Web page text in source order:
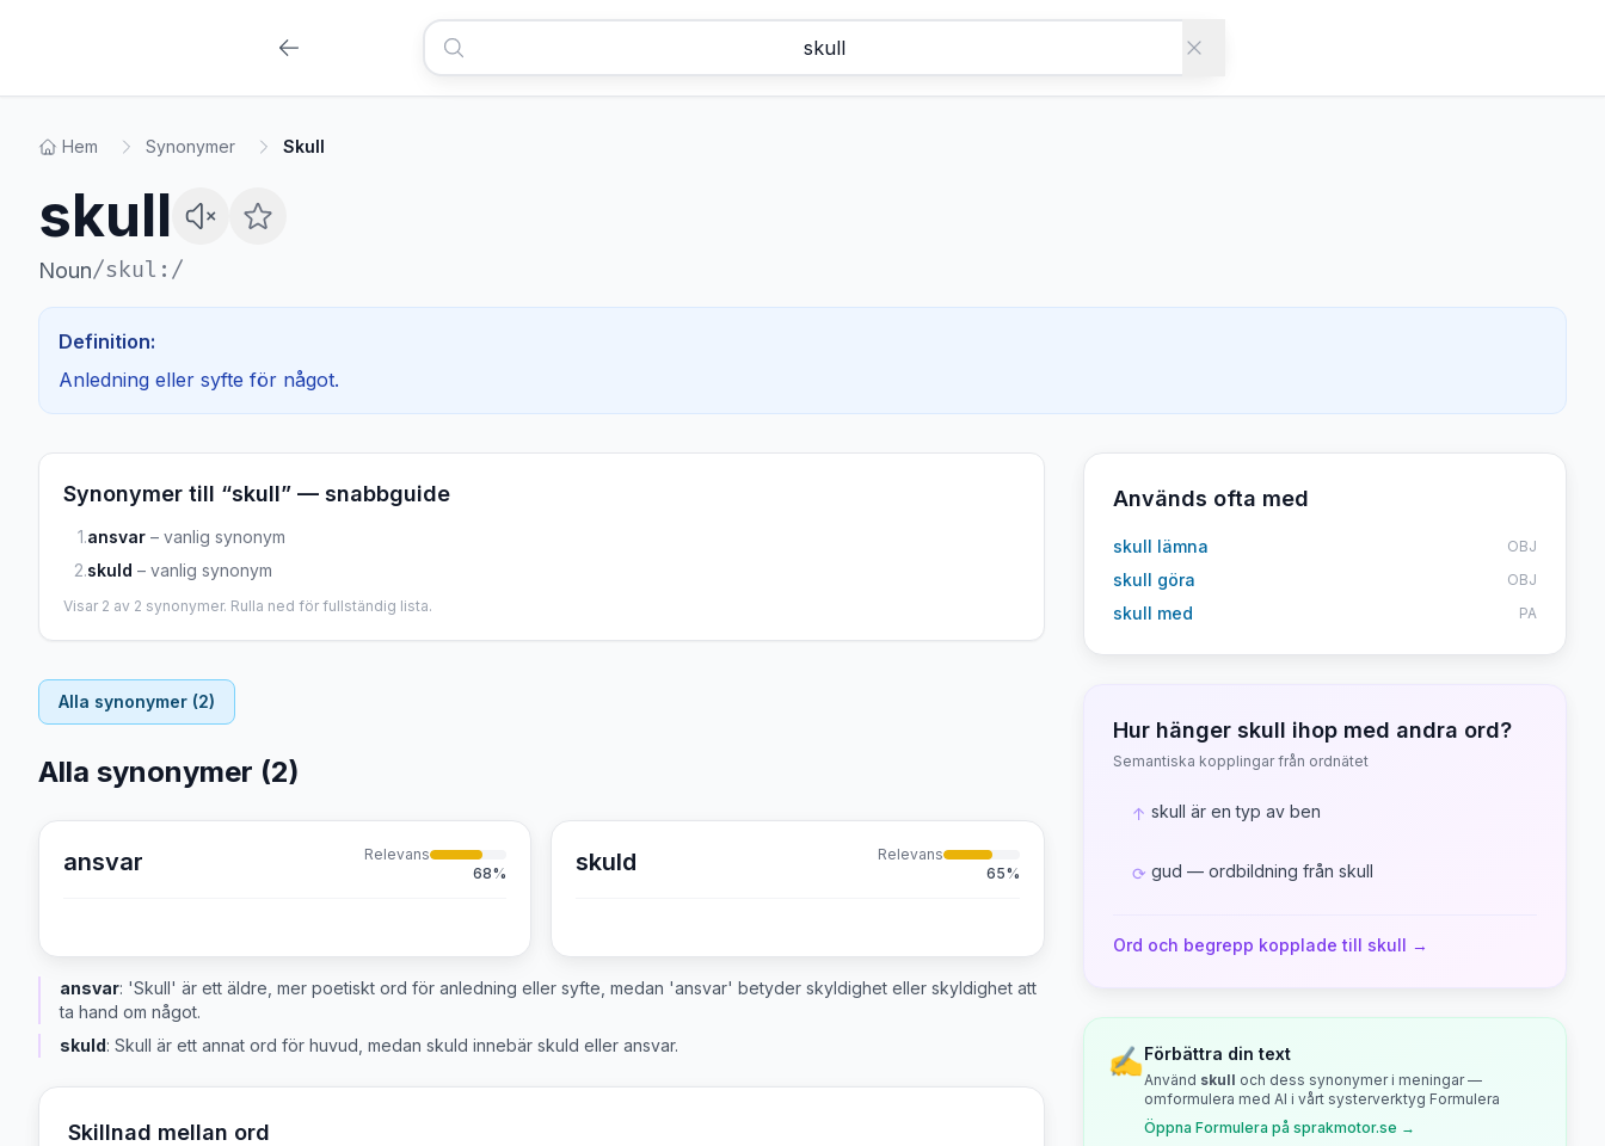
Hem Synonymer Skull
skull
Noun/skul: /
Definition:
Anledning eller syfte för något.
Synonymer till “skull” — snabbguide
1.ansvar – vanlig synonym
2.skuld – vanlig synonym
Visar 2 av 2 synonymer. Rulla ned för fullständig lista.
Alla synonymer (2)
Alla synonymer (2)
ansvar
Relevans
68% skuld
Relevans
65%
ansvar: 'Skull' är ett äldre, mer poetiskt ord för anledning eller syfte, medan 'ansvar' betyder skyldighet eller skyldighet att
ta hand om något.
skuld: Skull är ett annat ord för huvud, medan skuld innebär skuld eller ansvar.
Skillnad mellan ord
Används ofta med
skull lämna OBJ
skull göra OBJ
skull med PA
Hur hänger skull ihop med andra ord?
Semantiska kopplingar från ordnätet
↑ skull är en typ av ben
⟳ gud — ordbildning från skull
Ord och begrepp kopplade till skull →
✍️Förbättra din text
Använd skull och dess synonymer i meningar —
omformulera med AI i vårt systerverktyg Formulera
Öppna Formulera på sprakmotor.se →